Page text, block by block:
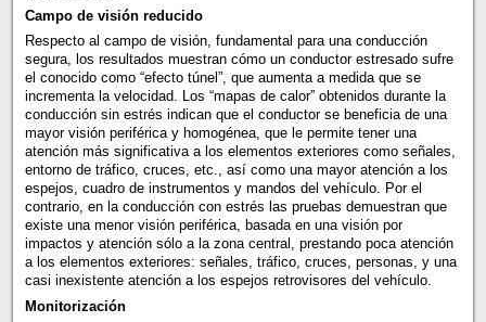
Campo de visión reducido
Respecto al campo de visión, fundamental para una conducción
segura, los resultados muestran cómo un conductor estresado sufre
el conocido como “efecto túnel”, que aumenta a medida que se
incrementa la velocidad. Los “mapas de calor” obtenidos durante la
conducción sin estrés indican que el conductor se beneficia de una
mayor visión periférica y homogénea, que le permite tener una
atención más significativa a los elementos exteriores como señales,
entorno de tráfico, cruces, etc., así como una mayor atención a los
espejos, cuadro de instrumentos y mandos del vehículo. Por el
contrario, en la conducción con estrés las pruebas demuestran que
existe una menor visión periférica, basada en una visión por
impactos y atención sólo a la zona central, prestando poca atención
a los elementos exteriores: señales, tráfico, cruces, personas, y una
casi inexistente atención a los espejos retrovisores del vehículo.
Monitorización